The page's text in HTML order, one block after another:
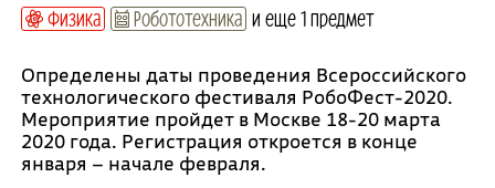
Физика Робототехника и еще 1 предмет
Определены даты проведения Всероссийского
технологического фестиваля РобоФест-2020.
Мероприятие пройдет в Москве 18-20 марта
2020 года. Регистрация откроется в конце
января – начале февраля.